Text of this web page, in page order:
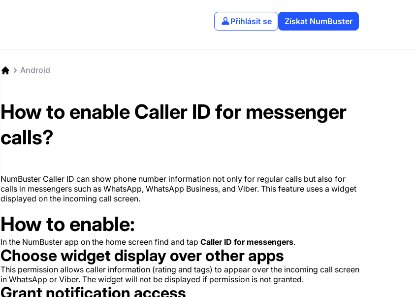
Přihlásit se Získat NumBuster
Android
How to enable Caller ID for messenger
calls?
NumBuster Caller ID can show phone number information not only for regular calls but also for
calls in messengers such as WhatsApp, WhatsApp Business, and Viber. This feature uses a widget
displayed on the incoming call screen.
How to enable:
In the NumBuster app on the home screen find and tap Caller ID for messengers.
Choose widget display over other apps
This permission allows caller information (rating and tags) to appear over the incoming call screen
in WhatsApp or Viber. The widget will not be displayed if permission is not granted.
Grant notification access